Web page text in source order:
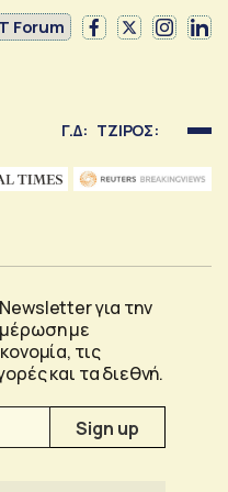
Forum
Γ.Δ: ΤΖΙΡΟΣ:
για την
με
τις
και τα διεθνή.